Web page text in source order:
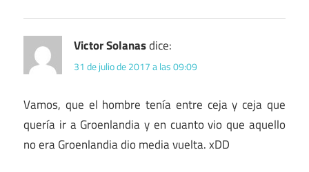
Victor Solanasdice:
31 de julio de 2017 a las 09:09
Vamos, que el hombre tenía entre ceja y ceja que
quería ir a Groenlandia y en cuanto vio que aquello
no era Groenlandia dio media vuelta. xDD